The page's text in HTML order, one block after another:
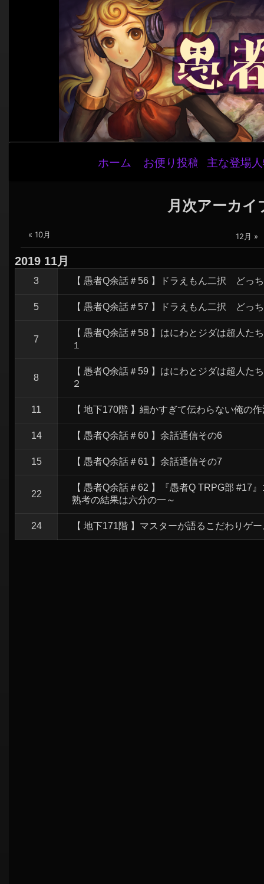
ー
ホーム お便り投稿 主な登場
月次アーカイ
« 10月 12月 »
2019 11月
3 【 愚者Q余話＃56 】ドラえもん二択 どっ
5 【 愚者Q余話＃57 】ドラえもん二択 どっ
7
【 愚者Q余話＃58 】はにわとジダは超人た
１
8
【 愚者Q余話＃59 】はにわとジダは超人た
２
11 【 地下170階 】細かすぎて伝わらない俺の
14 【 愚者Q余話＃60 】余話通信その6
15 【 愚者Q余話＃61 】余話通信その7
22
【 愚者Q余話＃62 】『愚者Q TRPG部 #17
熟考の結果は六分の一～
24 【 地下171階 】マスターが語るこだわりゲ